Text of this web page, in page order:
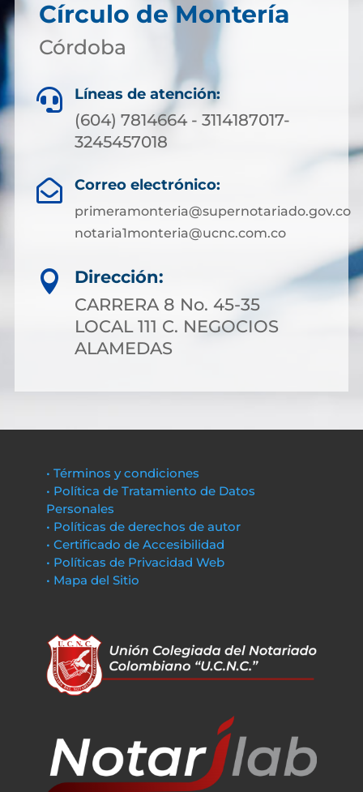
Círculo de Montería
Córdoba
 Líneas de atención:
(604) 7814664 - 3114187017-
3245457018
 Correo electrónico:
primeramonteria@supernotariado.gov.co
notaria1monteria@ucnc.com.co

Dirección:
CARRERA 8 No. 45-35
LOCAL 111 C. NEGOCIOS
ALAMEDAS
• Términos y condiciones
• Política de Tratamiento de Datos
Personales
• Políticas de derechos de autor
• Certificado de Accesibilidad
• Políticas de Privacidad Web
• Mapa del Sitio